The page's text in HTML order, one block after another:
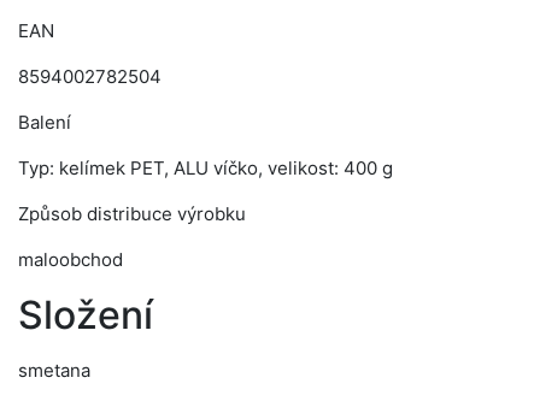
EAN
8594002782504
Balení
Typ: kelímek PET, ALU víčko, velikost: 400 g
Způsob distribuce výrobku
maloobchod
Složení
smetana